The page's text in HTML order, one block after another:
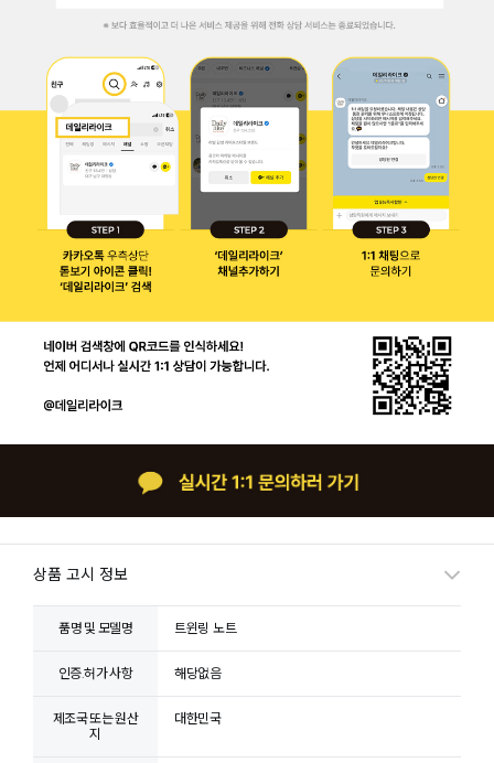
상품 고시 정보
품명 및 모델명 트윈링 노트
인증.허가 사항 해당없음
제조국 또는 원산
지
대한민국